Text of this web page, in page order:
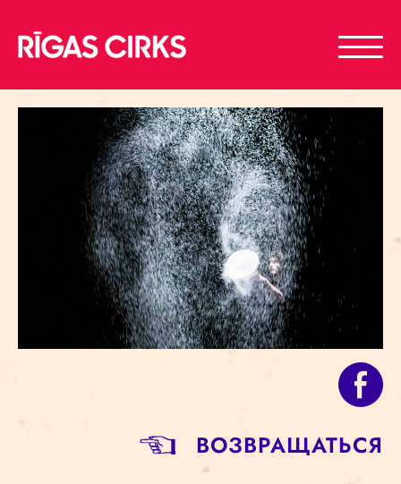
BОЗВРАЩАТЬСЯ